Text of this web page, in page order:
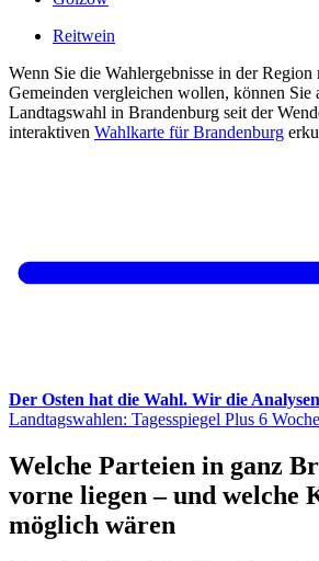
Reitwein
Wenn Sie die Wahlergebnisse in der Region
Gemeinden vergleichen wollen, können Sie
Landtagswahl in Brandenburg seit der
interaktiven Wahlkarte für Brandenburg
Der Osten hat die Wahl. Wir die
Landtagswahlen: Tagesspiegel Plus 6
Welche Parteien in ganz
vorne liegen – und welche
möglich wären